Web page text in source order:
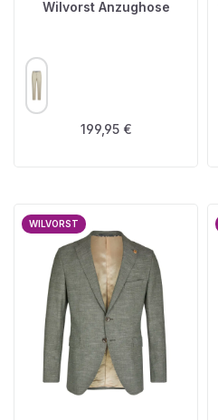
Wilvorst Anzughose
FARBE
Regulärer Preis:
199,95 €
WILVORST